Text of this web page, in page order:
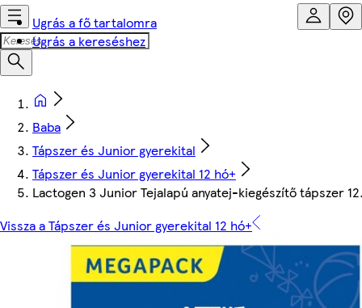
Ugrás a fő tartalomra
Ugrás a kereséshez
Baba
Tápszer és Junior gyerekital
Tápszer és Junior gyerekital 12 hó+
Lactogen 3 Junior Tejalapú anyatej-kiegészítő tápszer
Vissza a Tápszer és Junior gyerekital 12 hó+